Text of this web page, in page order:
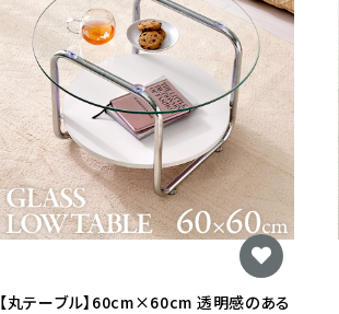
【丸テーブル】60cm×60cm 透明感のある